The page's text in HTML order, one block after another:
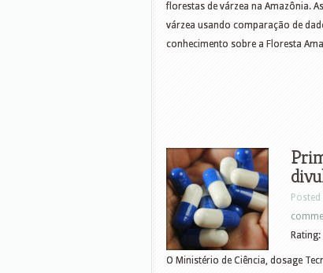
florestas de várzea na Amazônia.
várzea usando comparação de
conhecimento sobre a Floresta
Posted
O Ministério de Ciência, dosage